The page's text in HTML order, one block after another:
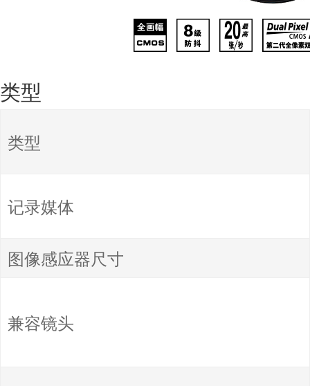
类型
类型
记录媒体
图像感应器尺寸
兼容镜头